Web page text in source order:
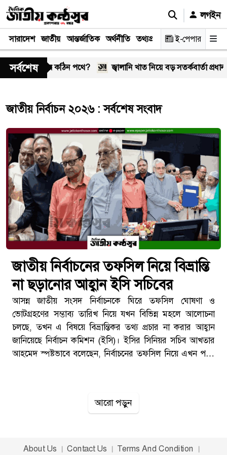
লগইন
সারাদেশ জাতীয় আন্তর্জাতিক অর্থনীতি তথ্যপ্রযুক্তি স্বাস্থ্য আইন-
ই-পেপার
সর্বশেষ
সম্পর্ক কি আবার কঠিন পথে? জ্বালানি খাত নিয়ে বড় সতর্কবার্তা
জাতীয় নির্বাচন ২০২৬ : সর্বশেষ সংবাদ
জাতীয় নির্বাচনের তফসিল নিয়ে বিভ্রান্তি
না ছড়ানোর আহ্বান ইসি সচিবের
আসন্ন জাতীয় সংসদ নির্বাচনকে ঘিরে তফসিল ঘোষণা ও
ভোটগ্রহণের সম্ভাব্য তারিখ নিয়ে যখন বিভিন্ন মহলে আলোচনা
চলছে, তখন এ বিষয়ে বিভ্রান্তিকর তথ্য প্রচার না করার আহ্বান
জানিয়েছে নির্বাচন কমিশন (ইসি)। ইসির সিনিয়র সচিব আখতার
আহমেদ স্পষ্টভাবে বলেছেন, নির্বাচনের তফসিল নিয়ে এখন পর্যন্ত
এ কথা বলেন। তার বক্তব্যের পর নির্বাচনকে ঘিরে চলমান
বলেন, তফসিল ঘোষণার বিষয়ে কমিশন এখনও কোনো সিদ্ধান্ত
আরো পড়ুন
About Us Contact Us Terms And Condition